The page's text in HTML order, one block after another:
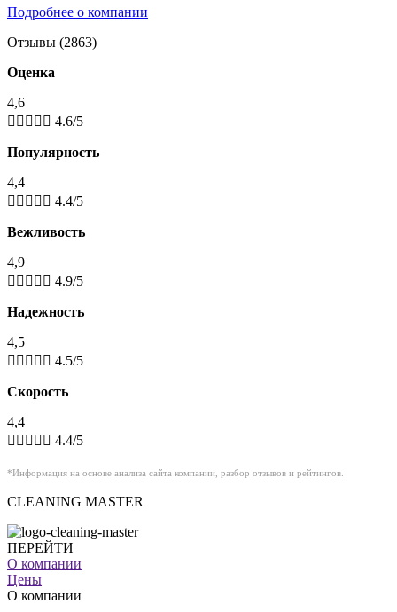
Подробнее о компании
Отзывы (2863)
Оценка
4,6
     4.6/5
Популярность
4,4
     4.4/5
Вежливость
4,9
     4.9/5
Надежность
4,5
     4.5/5
Скорость
4,4
     4.4/5
*Информация на основе анализа сайта компании, разбор отзывов и рейтингов.
CLEANING MASTER
ПЕРЕЙТИ
О компании
Цены
О компании